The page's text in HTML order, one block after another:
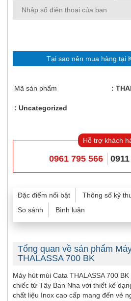
Tại sao nên mua hàng tại
Mã sản phẩm
Uncategorized
Hỗ trợ khách
0961 795 566
Đặc điểm nổi bật Thông số kỹ
So sánh
Bình luận
Tổng quan về sản phẩm
THALASSA 700 BK
Máy hút mùi Cata THALASSA 700
chiếc từ Tây Ban Nha với thiết kế
chất liệu Inox cao cấp mang đến vẻ